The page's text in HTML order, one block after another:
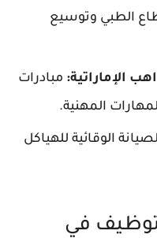
الطبي وتوسيع
الإماراتية: مبادرات
المهنية.
الوقائية للهياكل
في